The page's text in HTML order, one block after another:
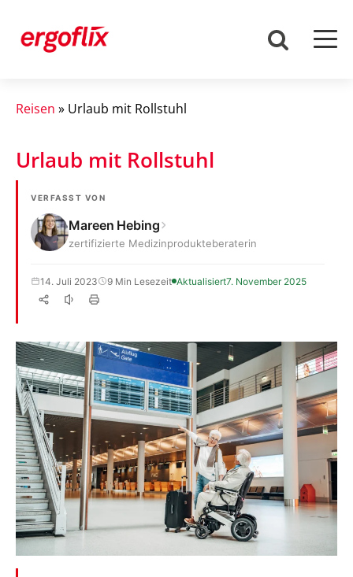
Reisen » Urlaub mit Rollstuhl
Urlaub mit Rollstuhl
VERFASST VON
Mareen Hebing
zertifizierte Medizinprodukteberaterin
14. Juli 2023 9 Min Lesezeit Aktualisiert7. November 2025